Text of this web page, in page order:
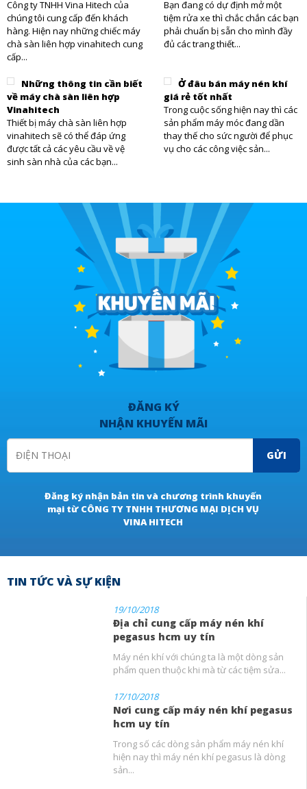
Công ty TNHH Vina Hitech của
chúng tôi cung cấp đến khách
hàng. Hiện nay những chiếc máy
chà sàn liên hợp vinahitech cung
cấp...
Bạn đang có dự định mở một
tiệm rửa xe thì chắc chắn các bạn
phải chuẩn bị sẵn cho mình đầy
đủ các trang thiết...
Những thông tin cần biết
về máy chà sàn liên hợp
Vinahitech
Thiết bị máy chà sàn liên hợp
vinahitech sẽ có thể đáp ứng
được tất cả các yêu cầu về vệ
sinh sàn nhà của các bạn...
Ở đâu bán máy nén khí
giá rẻ tốt nhất
Trong cuộc sống hiện nay thì các
sản phẩm máy móc đang dần
thay thế cho sức người để phục
vụ cho các công việc sản...
ĐĂNG KÝ
NHẬN KHUYẾN MÃI
GỬI
Đăng ký nhận bản tin và chương trình khuyến
mại từ CÔNG TY TNHH THƯƠNG MẠI DỊCH VỤ
VINA HITECH
TIN TỨC VÀ SỰ KIỆN
19/10/2018
Địa chỉ cung cấp máy nén khí
pegasus hcm uy tín
Máy nén khí với chúng ta là một dòng sản
phẩm quen thuộc khi mà từ các tiệm sửa...
17/10/2018
Nơi cung cấp máy nén khí pegasus
hcm uy tín
Trong số các dòng sản phẩm máy nén khí
hiện nay thì máy nén khí pegasus là dòng
sản...